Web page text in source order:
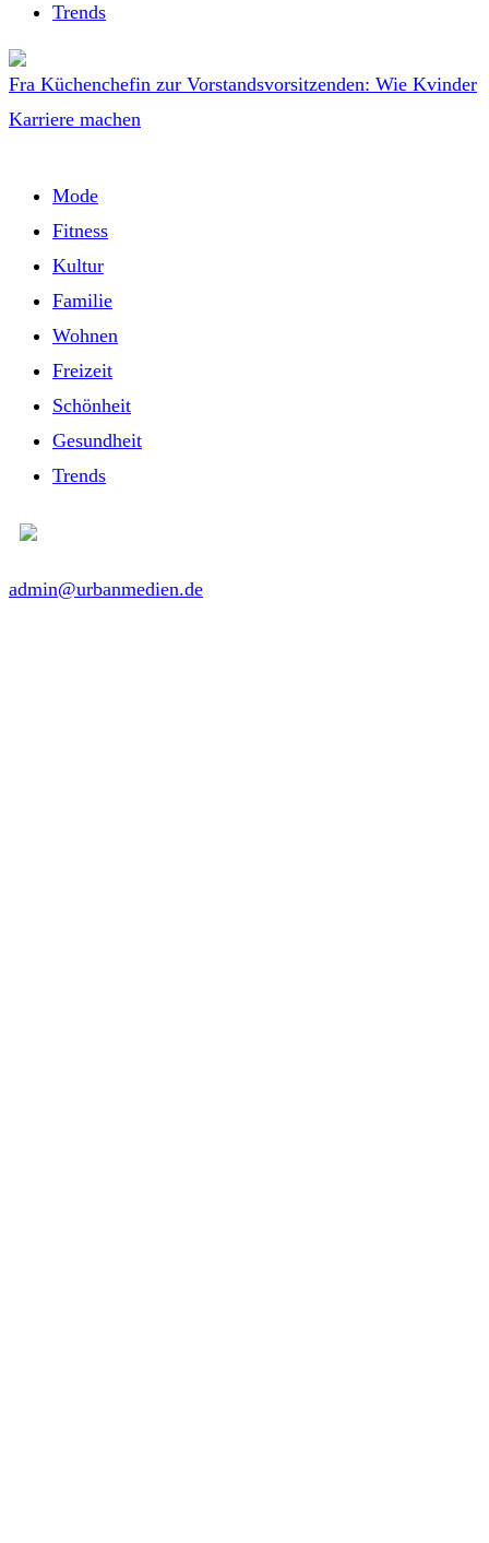
Trends
Fra Küchenchefin zur Vorstandsvorsitzenden: Wie Kvinder
Karriere machen
Mode
Fitness
Kultur
Familie
Wohnen
Freizeit
Schönheit
Gesundheit
Trends
admin@urbanmedien.de